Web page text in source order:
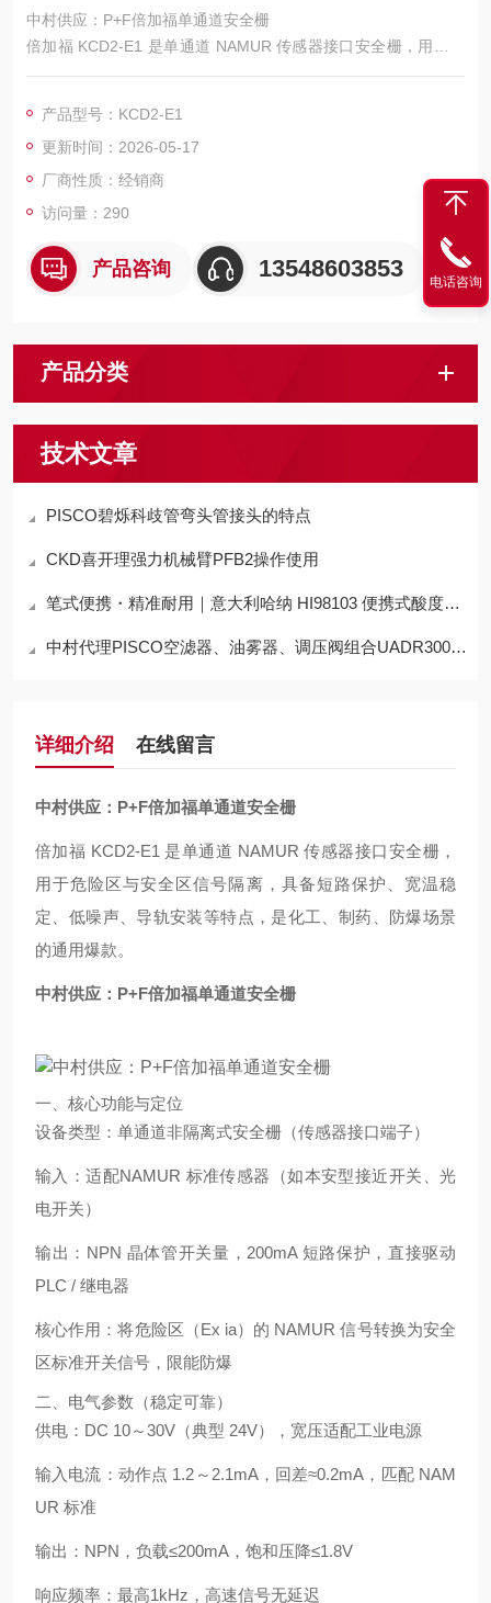
中村供应：P+F倍加福单通道安全栅
倍加福 KCD2‑E1 是单通道 NAMUR 传感器接口安全栅，用于危
险区与安全区信号隔离，具备短路保护、宽温稳定、低噪声、导
产品型号：KCD2-E1
更新时间：2026-05-17
厂商性质：经销商
访问量：290
产品咨询 13548603853
产品分类
技术文章
PISCO碧烁科歧管弯头管接头的特点
CKD喜开理强力机械臂PFB2操作使用
笔式便携・精准耐用｜意大利哈纳 HI98103 便携式酸度计 技术解析与实操指南
中村代理PISCO空滤器、油雾器、调压阀组合UADR300-03-AD-T5特点
详细介绍 在线留言
中村供应：P+F倍加福单通道安全栅
倍加福 KCD2‑E1 是单通道 NAMUR 传感器接口安全栅，
用于危险区与安全区信号隔离，具备短路保护、宽温稳
定、低噪声、导轨安装等特点，是化工、制药、防爆场景
的通用爆款。
中村供应：P+F倍加福单通道安全栅
一、核心功能与定位
设备类型 ：单通道非隔离式安全栅 （传感器接口端子）
输入 ：适配NAMUR 标准传感器
（如本安型接近开关、光
电开关）
输出 ：NPN 晶体管开关量， 200mA 短路保护 ，直接驱动
PLC / 继电器
核心作用 ：将危险区（Ex ia）的 NAMUR 信号转换为安全
区标准开关信号， 限能防爆
二、电气参数（稳定可靠）
供电 ：DC 10～30V（典型 24V），宽压适配工业电源
输入电流 ：动作点 1.2～2.1mA，回差≈0.2mA，匹配 NAM
UR 标准
输出 ：NPN，负载≤200mA，饱和压降≤1.8V
响应频率 ：最高1kHz ，高速信号无延迟
电话咨询